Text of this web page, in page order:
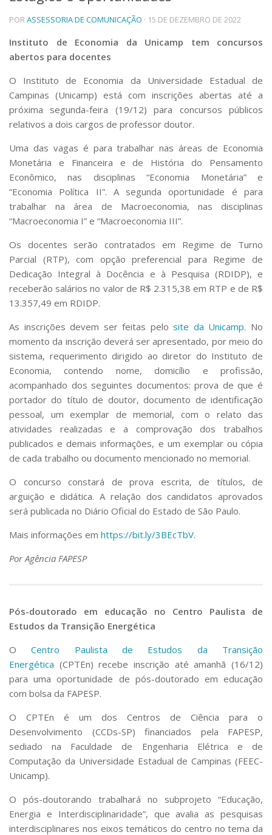
Pessoas
Ensino
Graduação
Educação a distância
Cursos de Extensão
Pesquisa e Inovação
Centros, Núcleos e Projetos em Rede
Pós-doutorado
Iniciação Científica
Transferência de Tecnologia
Empresas Juniores
Extensão à Comunidade
Artes, Cultura e Esportes
Museus e Espaços Interativos
Serviços
Apoio ao Estudante
Segurança, Trânsito e Prevenção
RH, Administrativo e Financeiro
Outros serviços
Comunicação
Assessorias e Mídias
Aplicativos e Sites
Jornal da USP
Agenda de Eventos
Defesa de Teses
PORASSESSORIA DE COMUNICAÇÃO · 15 DE DEZEMBRO DE 2022
Instituto de Economia da Unicamp tem concursos
abertos para docentes
O Instituto de Economia da Universidade Estadual de
Campinas (Unicamp) está com inscrições abertas até a
próxima segunda-feira (19/12) para concursos públicos
relativos a dois cargos de professor doutor.
Uma das vagas é para trabalhar nas áreas de Economia
Monetária e Financeira e de História do Pensamento
Econômico, nas disciplinas “Economia Monetária” e
“Economia Política II”. A segunda oportunidade é para
trabalhar na área de Macroeconomia, nas disciplinas
“Macroeconomia I” e “Macroeconomia III”.
Os docentes serão contratados em Regime de Turno
Parcial (RTP), com opção preferencial para Regime de
Dedicação Integral à Docência e à Pesquisa (RDIDP), e
receberão salários no valor de R$ 2.315,38 em RTP e de R$
13.357,49 em RDIDP.
As inscrições devem ser feitas pelosite da Unicamp. No
momento da inscrição deverá ser apresentado, por meio do
sistema, requerimento dirigido ao diretor do Instituto de
Economia, contendo nome, domicílio e profissão,
acompanhado dos seguintes documentos: prova de que é
portador do título de doutor, documento de identificação
pessoal, um exemplar de memorial, com o relato das
atividades realizadas e a comprovação dos trabalhos
publicados e demais informações, e um exemplar ou cópia
de cada trabalho ou documento mencionado no memorial.
O concurso constará de prova escrita, de títulos, de
arguição e didática. A relação dos candidatos aprovados
será publicada no Diário Oficial do Estado de São Paulo.
Mais informações em https://bit.ly/3BEcTbV.
Por Agência FAPESP
Pós-doutorado em educação no Centro Paulista de
Estudos da Transição Energética
OCentro Paulista de Estudos da Transição
Energética (CPTEn) recebe inscrição até amanhã (16/12)
para uma oportunidade de pós-doutorado em educação
com bolsa da FAPESP.
O CPTEn é um dos Centros de Ciência para o
Desenvolvimento (CCDs-SP) financiados pela FAPESP,
sediado na Faculdade de Engenharia Elétrica e de
Computação da Universidade Estadual de Campinas (FEEC-
Unicamp).
O pós-doutorando trabalhará no subprojeto “Educação,
Energia e Interdisciplinaridade”, que avalia as pesquisas
interdisciplinares nos eixos temáticos do centro no tema da